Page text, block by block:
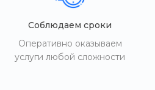
Соблюдаем сроки
Оперативно оказываем
услуги любой сложности